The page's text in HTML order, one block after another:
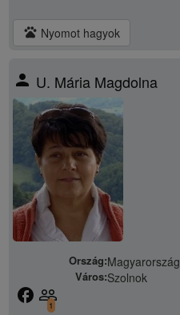
pets Nyomot hagyok
person U. Mária Magdolna
Ország:Magyarország
Város:Szolnok
facebook people_outline
1